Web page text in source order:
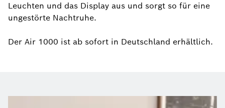
Leuchten und das Display aus und sorgt so für eine
ungestörte Nachtruhe.
Der Air 1000 ist ab sofort in Deutschland erhältlich.